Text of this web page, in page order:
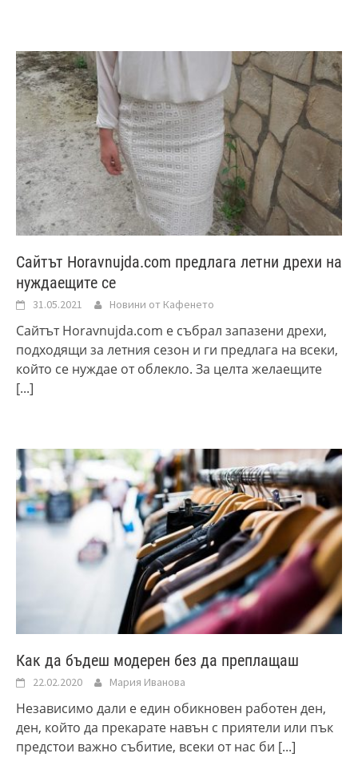
Сайтът Horavnujda.com предлага летни дрехи на
нуждаещите се
31.05.2021 Новини от Кафенето
Сайтът Horavnujda.com е събрал запазени дрехи,
подходящи за летния сезон и ги предлага на всеки,
който се нуждае от облекло. За целта желаещите
[...]
Как да бъдеш модерен без да преплащаш
22.02.2020 Мария Иванова
Независимо дали е един обикновен работен ден,
ден, който да прекарате навън с приятели или пък
предстои важно събитие, всеки от нас би [...]